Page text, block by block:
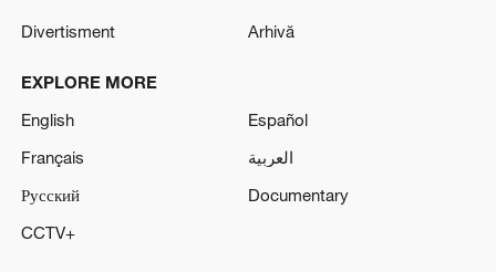
Divertisment
Arhivă
EXPLORE MORE
English
Español
Français
العربية
Русский
Documentary
CCTV+